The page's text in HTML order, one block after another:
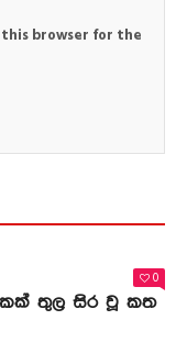
browser for the
0
තුල සිර වූ කත